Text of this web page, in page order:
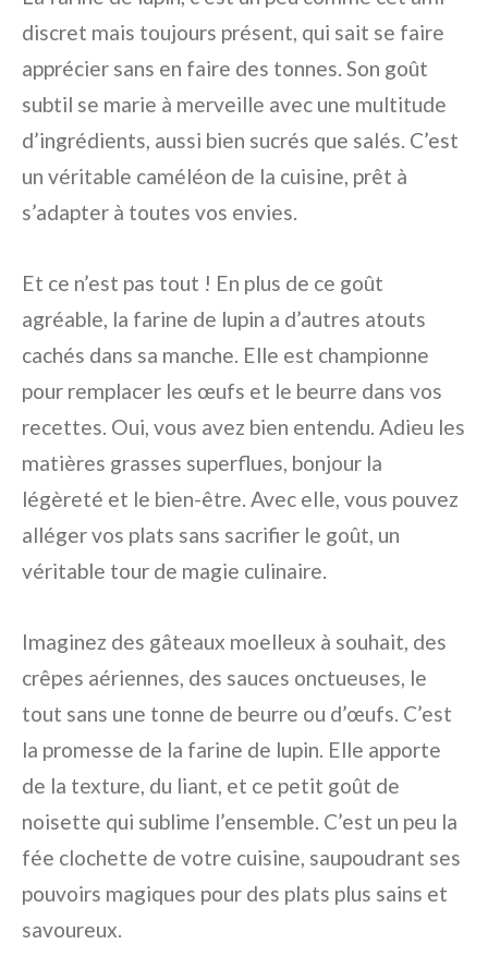
discret mais toujours présent, qui sait se faire
apprécier sans en faire des tonnes. Son goût
subtil se marie à merveille avec une multitude
d’ingrédients, aussi bien sucrés que salés. C’est
un véritable caméléon de la cuisine, prêt à
s’adapter à toutes vos envies.
Et ce n’est pas tout ! En plus de ce goût
agréable, la farine de lupin a d’autres atouts
cachés dans sa manche. Elle est championne
pour remplacer les œufs et le beurre dans vos
recettes. Oui, vous avez bien entendu. Adieu les
matières grasses superflues, bonjour la
légèreté et le bien-être. Avec elle, vous pouvez
alléger vos plats sans sacrifier le goût, un
véritable tour de magie culinaire.
Imaginez des gâteaux moelleux à souhait, des
crêpes aériennes, des sauces onctueuses, le
tout sans une tonne de beurre ou d’œufs. C’est
la promesse de la farine de lupin. Elle apporte
de la texture, du liant, et ce petit goût de
noisette qui sublime l’ensemble. C’est un peu la
fée clochette de votre cuisine, saupoudrant ses
pouvoirs magiques pour des plats plus sains et
savoureux.